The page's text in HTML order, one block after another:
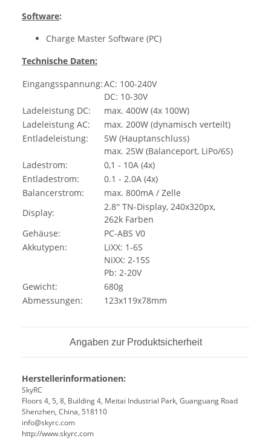
Software:
Charge Master Software (PC)
Technische Daten:
Eingangsspannung:AC: 100-240V
DC: 10-30V
Ladeleistung DC:
max. 400W (4x 100W)
Ladeleistung AC:
max. 200W (dynamisch verteilt)
Entladeleistung:
5W (Hauptanschluss)
max. 25W (Balanceport, LiPo/6S)
Ladestrom:
0,1 - 10A (4x)
Entladestrom:
0.1 - 2.0A (4x)
Balancerstrom:
max. 800mA / Zelle
Display:
2.8'' TN-Display, 240x320px,
262k Farben
Gehäuse:
PC-ABS V0
Akkutypen:
LiXX: 1-6S
NiXX: 2-15S
Pb: 2-20V
Gewicht:
680g
Abmessungen:
123x119x78mm
Angaben zur Produktsicherheit
Herstellerinformationen:
SkyRC
Floors 4, 5, 8, Building 4, Meitai Industrial Park, Guanguang Road
Shenzhen, China, 518110
info@skyrc.com
http://www.skyrc.com